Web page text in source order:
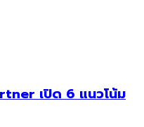
เปิด 6 แนวโน้ม